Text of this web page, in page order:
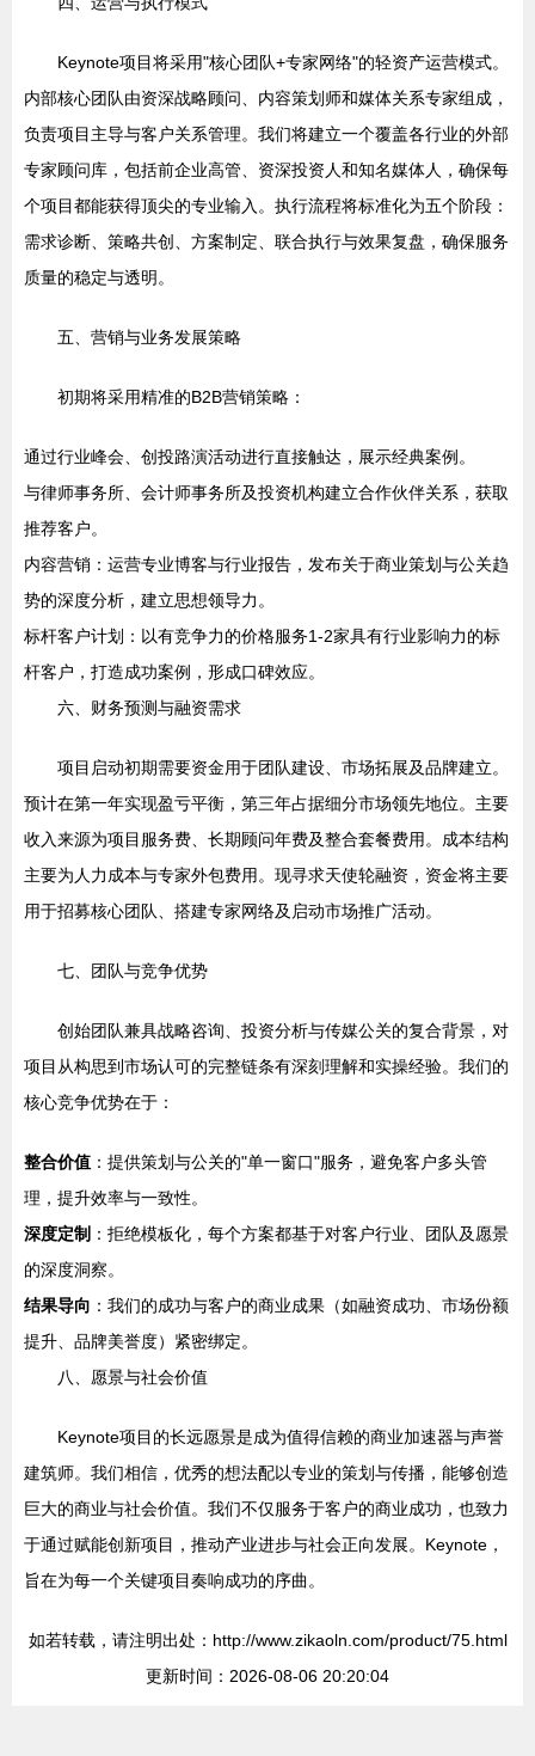
Keynote项目将采用"核心团队+专家网络"的轻资产运营模式。
内部核心团队由资深战略顾问、内容策划师和媒体关系专家组成，
负责项目主导与客户关系管理。我们将建立一个覆盖各行业的外部
专家顾问库，包括前企业高管、资深投资人和知名媒体人，确保每
个项目都能获得顶尖的专业输入。执行流程将标准化为五个阶段：
需求诊断、策略共创、方案制定、联合执行与效果复盘，确保服务
质量的稳定与透明。
五、营销与业务发展策略
初期将采用精准的B2B营销策略：
通过行业峰会、创投路演活动进行直接触达，展示经典案例。
与律师事务所、会计师事务所及投资机构建立合作伙伴关系，获取
推荐客户。
内容营销：运营专业博客与行业报告，发布关于商业策划与公关趋
势的深度分析，建立思想领导力。
标杆客户计划：以有竞争力的价格服务1-2家具有行业影响力的标
杆客户，打造成功案例，形成口碑效应。
六、财务预测与融资需求
项目启动初期需要资金用于团队建设、市场拓展及品牌建立。
预计在第一年实现盈亏平衡，第三年占据细分市场领先地位。主要
收入来源为项目服务费、长期顾问年费及整合套餐费用。成本结构
主要为人力成本与专家外包费用。现寻求天使轮融资，资金将主要
用于招募核心团队、搭建专家网络及启动市场推广活动。
七、团队与竞争优势
创始团队兼具战略咨询、投资分析与传媒公关的复合背景，对
项目从构思到市场认可的完整链条有深刻理解和实操经验。我们的
核心竞争优势在于：
整合价值 ：提供策划与公关的"单一窗口"服务，避免客户多头管
理，提升效率与一致性。
深度定制 ：拒绝模板化，每个方案都基于对客户行业、团队及愿景
的深度洞察。
结果导向 ：我们的成功与客户的商业成果（如融资成功、市场份额
提升、品牌美誉度）紧密绑定。
八、愿景与社会价值
Keynote项目的长远愿景是成为值得信赖的商业加速器与声誉
建筑师。我们相信，优秀的想法配以专业的策划与传播，能够创造
巨大的商业与社会价值。我们不仅服务于客户的商业成功，也致力
于通过赋能创新项目，推动产业进步与社会正向发展。Keynote，
旨在为每一个关键项目奏响成功的序曲。
如若转载，请注明出处：http://www.zikaoln.com/product/75.html
更新时间：2026-08-06 20:20:04